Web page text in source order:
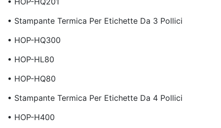
• Stampante Termica Per Etichette Da 3 Pollici
• HOP-HQ300
• HOP-HL80
• HOP-HQ80
• Stampante Termica Per Etichette Da 4 Pollici
• HOP-H400